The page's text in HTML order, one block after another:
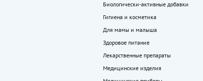
Биологически-активные добавки
Гигиена и косметика
Для мамы и малыша
Здоровое питание
Лекарственные препараты
Медицинские изделия